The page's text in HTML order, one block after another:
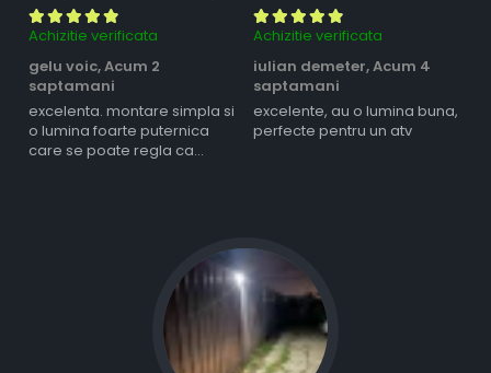
Achizitie verificata
gelu voic,Acum 2
saptamani
excelenta. montare simpla si
o lumina foarte puternica
care se poate regla ca
Achizitie verificata
iulian demeter,Acum 4
saptamani
excelente, au o lumina buna,
perfecte pentru un atv